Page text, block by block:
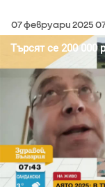
07 февруари 2025